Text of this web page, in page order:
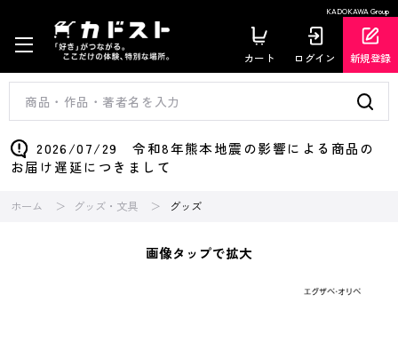
KADOKAWA Group
カート ログイン 新規登録
2026/07/29 令和8年熊本地震の影響による商品の
お届け遅延につきまして
ホーム グッズ・文具 グッズ
画像タップで拡大